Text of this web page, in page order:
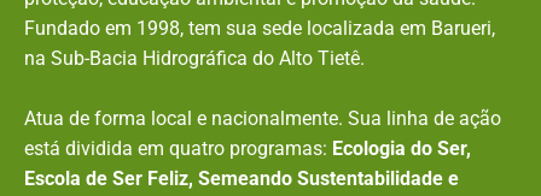
Fundado em 1998, tem sua sede localizada em Barueri,
na Sub-Bacia Hidrográfica do Alto Tietê.
Atua de forma local e nacionalmente. Sua linha de ação
está dividida em quatro programas: Ecologia do Ser,
Escola de Ser Feliz, Semeando Sustentabilidade e